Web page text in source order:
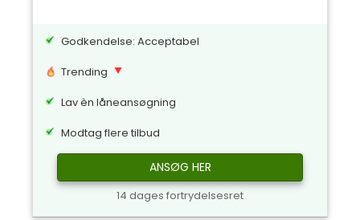
Godkendelse: Acceptabel
Trending
Lav èn låneansøgning
Modtag flere tilbud
ANSØG HER
14 dages fortrydelsesret